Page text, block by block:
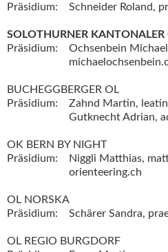
Präsidium:
Schneider Roland,
SOLOTHURNER KANTONALER
Präsidium:
Ochsenbein
BUCHEGGBERGER OL
Präsidium:
Zahnd Martin,
Gutknecht Adrian,
OK BERN BY NIGHT
Präsidium:
Niggli Matthias,
orienteering.ch
OL NORSKA
Präsidium:
Schärer Sandra,
OL REGIO BURGDORF